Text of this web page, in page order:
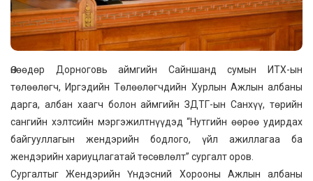
Өнөөдөр Дорноговь аймгийн Сайншанд сумын ИТХ-ын
төлөөлөгч, Иргэдийн Төлөөлөгчдийн Хурлын Ажлын албаны
дарга, албан хаагч болон аймгийн ЗДТГ-ын Санхүү, төрийн
сангийн хэлтсийн мэргэжилтнүүдэд “Нутгийн өөрөө удирдах
байгууллагын жeндэрийн бодлого, үйл ажиллагаа ба
жeндэрийн хариуцлагатай төсөвлөлт” cургалт оров.
Сургалтыг Жендэрийн Үндэсний Хорооны Ажлын албаны